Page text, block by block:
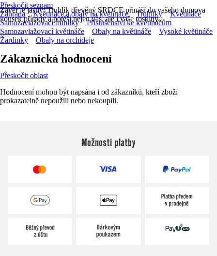
Závěr je jasný: Truhlík dřevěný SRDCE přináší do vašeho domova
kousek přírody a potěší nejen vás, ale i vaše rostliny.
Přeskočit seznam
Zahrada
Květináče a obaly na květináče Truhlíky
Květináče
Samozavlažovací truhlíky
Příslušenství ke květináčům
Samozavlažovací květináče
Obaly na květináče
Vysoké květináče
Žardinky
Obaly na orchideje
Zákaznická hodnocení
Přeskočit oblast
Hodnocení mohou být napsána i od zákazníků, kteří zboží
prokazatelně nepoužili nebo nekoupili.
Možnosti platby